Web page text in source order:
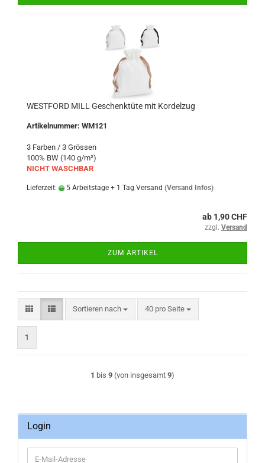
WESTFORD MILL Geschenktüte mit Kordelzug
Artikelnummer: WM121
3 Farben / 3 Grössen
100% BW (140 g/m²)
NICHT WASCHBAR
Lieferzeit: 5 Arbeitstage + 1 Tag Versand (Versand Infos)
ab 1,90 CHF
zzgl. Versand
ZUM ARTIKEL
Sortieren nach
Sortieren nach 40 pro Seite
pro Seite
1
1 bis 9 (von insgesamt 9)
Login
E-